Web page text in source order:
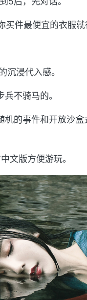
件最便宜的衣服就
沉浸代入感。
不骑马的。
事件和开放沙盒
文版方便游玩。